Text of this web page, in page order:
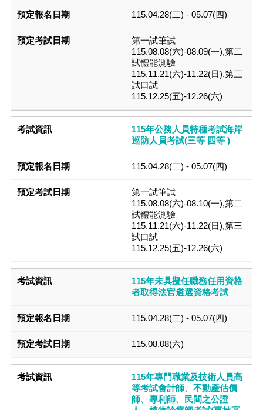
115.04.28(二) - 05.07(四)
第一試筆試
115.08.08(六)-08.09(一),第二
試體能測驗
115.11.21(六)-11.22(日),第三
試口試
115.12.25(五)-12.26(六)
115年公務人員特種考試海岸
巡防人員考試(三等 四等 )
115.04.28(二) - 05.07(四)
第一試筆試
115.08.08(六)-08.10(一),第二
試體能測驗
115.11.21(六)-11.22(日),第三
試口試
115.12.25(五)-12.26(六)
115年未具擬任職務任用資格
者取得法官遴選資格考試
115.04.28(二) - 05.07(四)
115.08.08(六)
115年專門職業及技術人員高
等考試會計師、不動產估價
師、專利師、民間之公證